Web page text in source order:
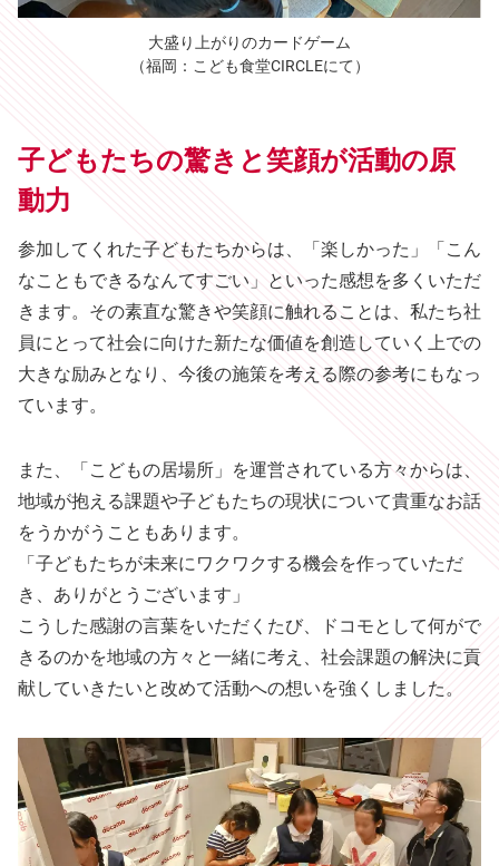
大盛り上がりのカードゲーム
（福岡：こども食堂CIRCLEにて）
子どもたちの驚きと笑顔が活動の原
動力
参加してくれた子どもたちからは、「楽しかった」「こん
なこともできるなんてすごい」といった感想を多くいただ
きます。その素直な驚きや笑顔に触れることは、私たち社
員にとって社会に向けた新たな価値を創造していく上での
大きな励みとなり、今後の施策を考える際の参考にもなっ
ています。
また、「こどもの居場所」を運営されている方々からは、
地域が抱える課題や子どもたちの現状について貴重なお話
をうかがうこともあります。
「子どもたちが未来にワクワクする機会を作っていただ
き、ありがとうございます」
こうした感謝の言葉をいただくたび、ドコモとして何がで
きるのかを地域の方々と一緒に考え、社会課題の解決に貢
献していきたいと改めて活動への想いを強くしました。